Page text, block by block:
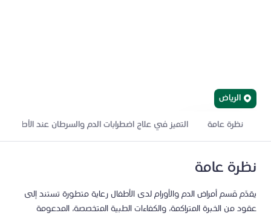
الرياض
ابحث عن طبيب إحالة مريض
نظرة عامة
يقدّم قسم أمراض الدم والأورام لدى الأطفال رعاية متطورة تستند إلى
عقود من الخبرة المتراكمة، والكفاءات الطبية المتخصصة، المدعومة
نظرة عامة التميز في علاج اضطرابات الدم والسرطان عند الأطفال